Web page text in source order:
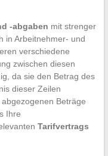
-abgaben mit strenger
in Arbeitnehmer- und
verschiedene
zwischen diesen
da sie den Betrag des
dieser Zeilen
Beträge
Ihre
Tarifvertrags